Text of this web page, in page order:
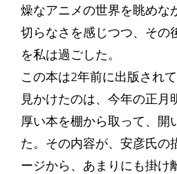
燥なアニメの世界を眺めな
切らなさを感じつつ、その
を私は過ごした。
この本は2年前に出版され
見かけたのは、今年の正月
厚い本を棚から取って、開
た。その内容が、安彦氏の
ージから、あまりにも掛け